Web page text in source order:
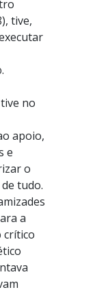
tive,
no
apoio,
e
o
tudo.
a
crítico